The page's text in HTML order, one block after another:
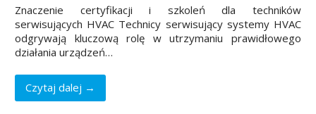
Znaczenie certyfikacji i szkoleń dla techników
serwisujących HVAC Technicy serwisujący systemy HVAC
odgrywają kluczową rolę w utrzymaniu prawidłowego
działania urządzeń…
Czytaj dalej →